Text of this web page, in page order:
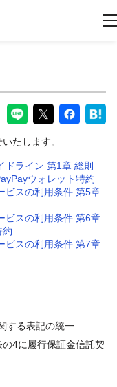
たします。
ライン 第1章 総則
ウォレット特約
スの利用条件 第5章
スの利用条件 第6章
約
スの利用条件 第7章
する表記の統一
4に履行保証金信託契